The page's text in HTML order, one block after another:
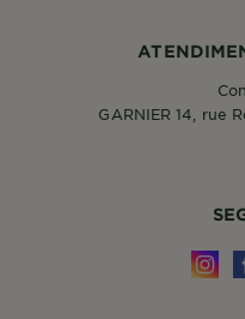
GARNIER 14, rue